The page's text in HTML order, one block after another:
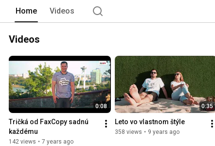
Home Videos
Videos
0:08
Tričká od FaxCopy sadnú
každému
142 views • 7 years ago
0:35
Leto vo vlastnom štýle
358 views • 9 years ago